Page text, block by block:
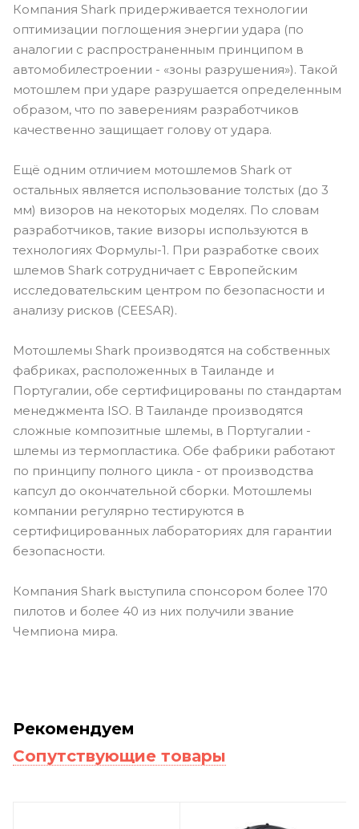
Компания Shark придерживается технологии
оптимизации поглощения энергии удара (по
аналогии с распространенным принципом в
автомобилестроении - «зоны разрушения»). Такой
мотошлем при ударе разрушается определенным
образом, что по заверениям разработчиков
качественно защищает голову от удара.
Ещё одним отличием мотошлемов Shark от
остальных является использование толстых (до 3
мм) визоров на некоторых моделях. По словам
разработчиков, такие визоры используются в
технологиях Формулы-1. При разработке своих
шлемов Shark сотрудничает с Европейским
исследовательским центром по безопасности и
анализу рисков (CEESAR).
Мотошлемы Shark производятся на собственных
фабриках, расположенных в Таиланде и
Португалии, обе сертифицированы по стандартам
менеджмента ISO. В Таиланде производятся
сложные композитные шлемы, в Португалии -
шлемы из термопластика. Обе фабрики работают
по принципу полного цикла - от производства
капсул до окончательной сборки. Мотошлемы
компании регулярно тестируются в
сертифицированных лабораториях для гарантии
безопасности.
Компания Shark выступила спонсором более 170
пилотов и более 40 из них получили звание
Чемпиона мира.
Рекомендуем
Сопутствующие товары